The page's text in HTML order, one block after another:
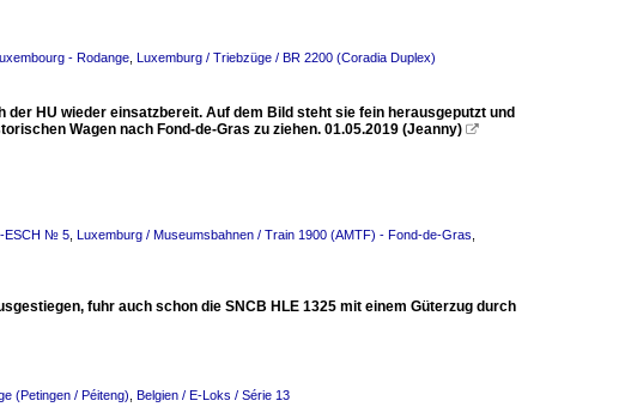
- Rodange Luxemburg / Triebzüge / BR 2200 (Coradia Duplex)
HU wieder einsatzbereit. Auf dem Bild steht sie fein herausgeputzt und
Wagen nach Fond-de-Gras zu ziehen. 01.05.2019 (Jeanny) 
ESCH № 5 Luxemburg / Museumsbahnen / Train 1900 (AMTF) - Fond-de-Gras
fuhr auch schon die SNCB HLE 1325 mit einem Güterzug durch
(Petingen / Péiteng) Belgien / E-Loks / Série 13